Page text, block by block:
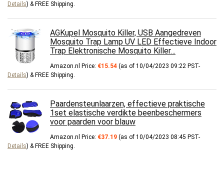
Details) & FREE Shipping.
AGKupel Mosquito Killer, USB Aangedreven
Mosquito Trap Lamp UV LED Effectieve Indoor
Trap Elektronische Mosquito Killer…
Amazon.nl Price: €15.54 (as of 10/04/2023 09:22 PST-
Details) & FREE Shipping.
Paardensteunlaarzen, effectieve praktische
1set elastische verdikte beenbeschermers
voor paarden voor blauw
Amazon.nl Price: €37.19 (as of 10/04/2023 08:45 PST-
Details) & FREE Shipping.